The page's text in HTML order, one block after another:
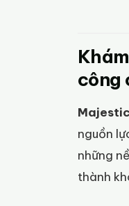
công
nguồn
những
thành